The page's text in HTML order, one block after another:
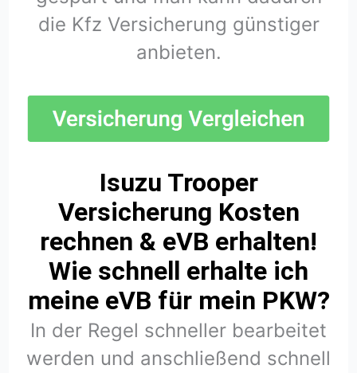
die Kfz Versicherung günstiger
anbieten.
Isuzu Trooper
Versicherung Kosten
rechnen & eVB erhalten!
Wie schnell erhalte ich
meine eVB für mein PKW?
In der Regel schneller bearbeitet
werden und anschließend schnell